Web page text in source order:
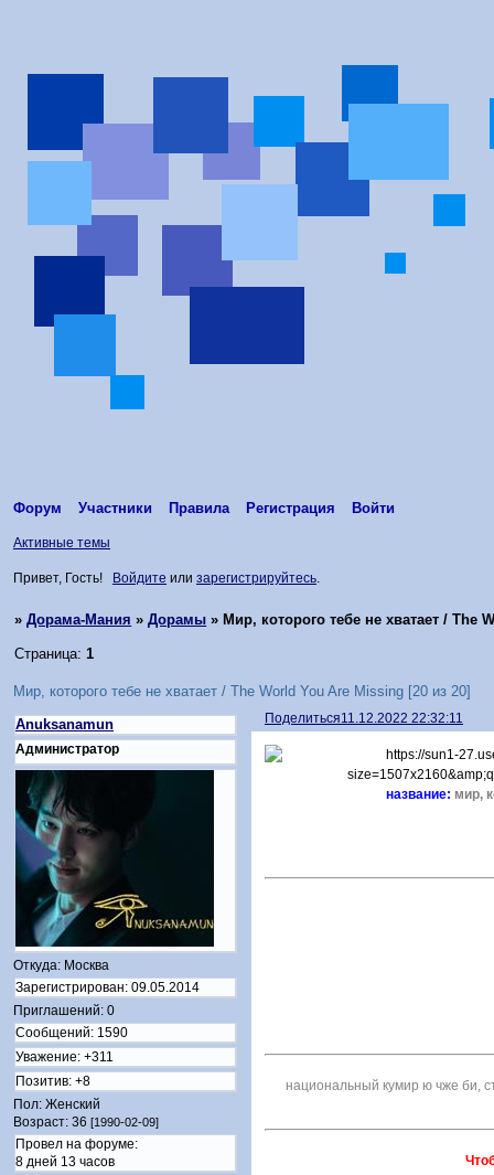
Форум Участники Правила Регистрация Войти
Активные темы
Привет, Гость! Войдите или зарегистрируйтесь.
»Дорама-Мания »Дорамы » Мир, которого тебе не хватает / The
Мир, которого тебе не хватает / The World You Are Missing [20 из 20]
Страница:1
Поделиться11.12.2022 22:32:11
Anuksanamun
Администратор
Откуда: Москва
Зарегистрирован: 09.05.2014
Приглашений: 0
Сообщений: 1590
Уважение: +311
Позитив: +8
Пол: Женский
Возраст: 36 [1990-02-09]
Провел на форуме:
8 дней 13 часов
название: мир,
национальный кумир ю чже би,